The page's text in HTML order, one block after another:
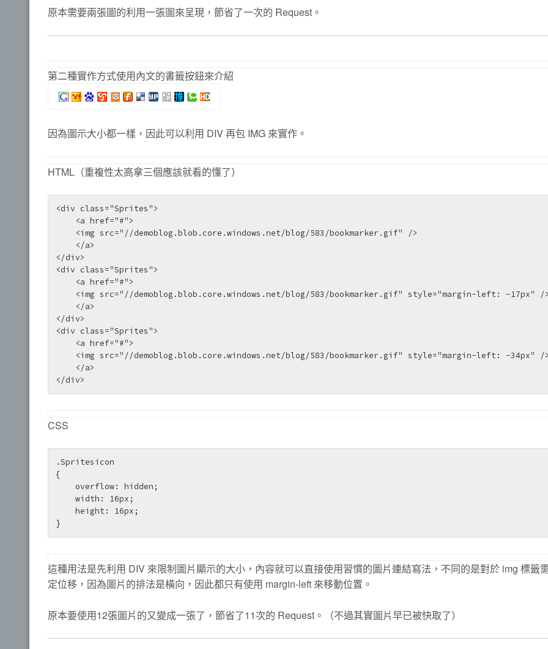
原本需要兩張圖的利用一張圖來呈現，節省了一次的 Request。
第二種實作方式使用內文的書籤按鈕來介紹
因為圖示大小都一樣，因此可以利用 DIV 再包 IMG 來實作。
HTML（重複性太高拿三個應該就看的懂了）
<div class="Sprites">
<a href="#">
<img src="//demoblog.blob.core.windows.net/blog/583/bookmarker.gif" />
</a>
</div>
<div class="Sprites">
<a href="#">
<img src="//demoblog.blob.core.windows.net/blog/583/bookmarker.gif" style="margin-left: -17px" /
</a>
</div>
<div class="Sprites">
<a href="#">
<img src="//demoblog.blob.core.windows.net/blog/583/bookmarker.gif" style="margin-left: -34px" /
</a>
CSS
.Spritesicon
{
這種用法是先利用 DIV 來限制圖片顯示的大小，內容就可以直接使用習慣的圖片連結寫法，不同的是對於 img 標籤
定位移，因為圖片的排法是橫向，因此都只有使用 margin-left 來移動位置。
原本要使用12張圖片的又變成一張了，節省了11次的 Request。（不過其實圖片早已被快取了）